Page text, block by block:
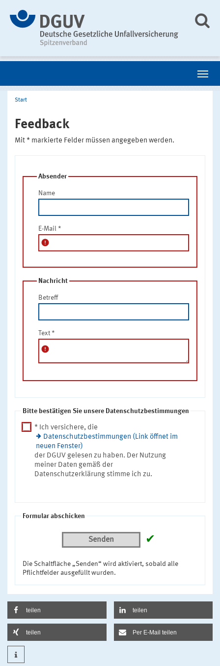
Start
Feedback
Mit * markierte Felder müssen angegeben werden.
Absender
Name
E-Mail *
error
Nachricht
Betreff
Text *
error
Bitte bestätigen Sie unsere Datenschutzbestimmungen
* Ich versichere, die
Datenschutzbestimmungen (Link öffnet im
neuen Fenster)
der DGUV gelesen zu haben. Der Nutzung
meiner Daten gemäß der
Datenschutzerklärung stimme ich zu.
Formular abschicken
Senden ✔
Die Schaltfläche „Senden“ wird aktiviert, sobald alle
Pflichtfelder ausgefüllt wurden.
teilen teilen
teilen Per E-Mail teilen